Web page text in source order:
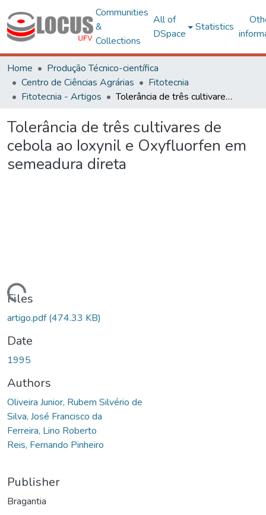
Communities
&
Collections
All of
DSpace
Statistics
Home
Produção Técnico-científica
Centro de Ciências Agrárias
Fitotecnia
Fitotecnia - Artigos
Tolerância de três cultivares de cebola ao Ioxynil e Oxyfluorfen em semeadura direta
Tolerância de três cultivares de
cebola ao Ioxynil e Oxyfluorfen em
semeadura direta
Files
artigo.pdf(474.33 KB)
Date
1995
Authors
Oliveira Junior, Rubem Silvério de
Silva, José Francisco da
Ferreira, Lino Roberto
Reis, Fernando Pinheiro
Publisher
Bragantia